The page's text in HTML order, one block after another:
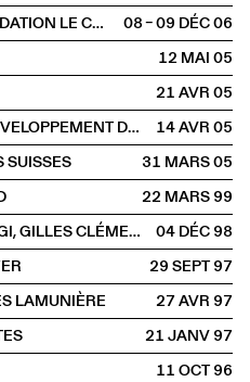
XIVE RENCONTRE DE LA FONDATION LE CORBUSIER
08 – 09 DÉC2006
12 MAI2005
21 AVR2005
ARCHITECTURE, CLIMAT & DÉVELOPPEMENT DURABLE
14 AVR2005
SUISSES
31 MARS2005
22 MARS1999
LORETTE COEN, YVETTE JAGGI, GILLES CLÉMENT, PIERRE-FRANÇOIS MOURIER
04 DÉC1998
29 SEPT1997
LAMUNIÈRE
27 AVR1997
21 JANV1997
11 OCT1996